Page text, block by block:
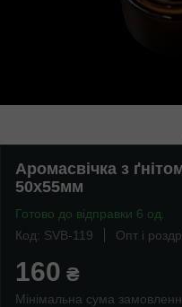
Аромасвічка з
50х55мм
Готово до відправки 6 од.
Код: SVB-119
Опт і
160 ₴
Мінімальна сума